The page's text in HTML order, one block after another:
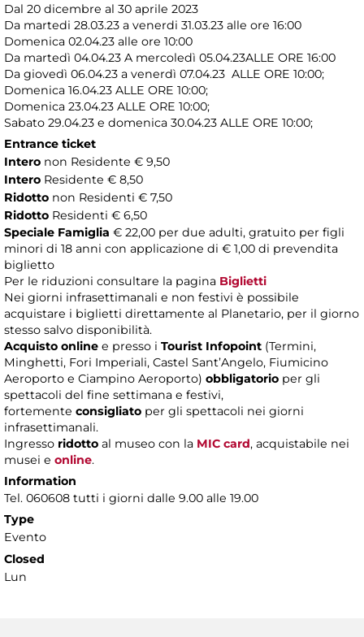
Dal 20 dicembre al 30 aprile 2023
Da martedi 28.03.23 a venerdi 31.03.23 alle ore 16:00
Domenica 02.04.23 alle ore 10:00
Da martedì 04.04.23 A mercoledì 05.04.23ALLE ORE 16:00
Da giovedì 06.04.23 a venerdì 07.04.23 ALLE ORE 10:00;
Domenica 16.04.23 ALLE ORE 10:00;
Domenica 23.04.23 ALLE ORE 10:00;
Sabato 29.04.23 e domenica 30.04.23 ALLE ORE 10:00;
Entrance ticket
Intero non Residente € 9,50
Intero Residente € 8,50
Ridotto non Residenti € 7,50
Ridotto Residenti € 6,50
Speciale Famiglia € 22,00 per due adulti, gratuito per figli
minori di 18 anni con applicazione di € 1,00 di prevendita
biglietto
Per le riduzioni consultare la pagina Biglietti
Nei giorni infrasettimanali e non festivi è possibile
acquistare i biglietti direttamente al Planetario, per il giorno
stesso salvo disponibilità.
Acquisto online e presso i Tourist Infopoint (Termini,
Minghetti, Fori Imperiali, Castel Sant’Angelo, Fiumicino
Aeroporto e Ciampino Aeroporto) obbligatorio per gli
spettacoli del fine settimana e festivi,
fortemente consigliato per gli spettacoli nei giorni
infrasettimanali.
Ingresso ridotto al museo con la MIC card, acquistabile nei
musei e online.
Information
Tel. 060608 tutti i giorni dalle 9.00 alle 19.00
Type
Evento
Closed
Lun